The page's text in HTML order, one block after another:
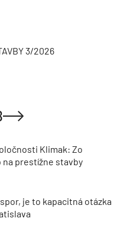
3/2026
Klimak: Zo
na prestížne stavby
je to kapacitná otázka